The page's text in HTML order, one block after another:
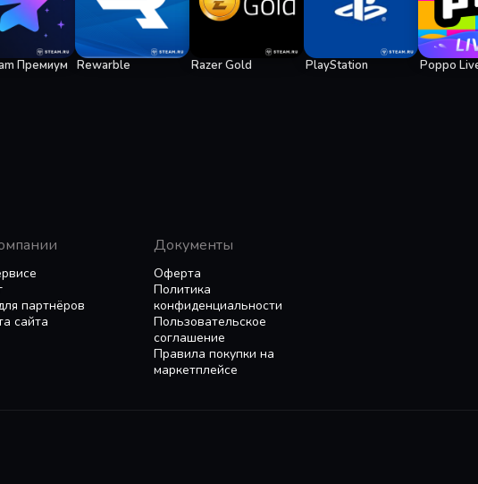
Премиум Rewarble Razer Gold PlayStation Poppo
партнёров
сайта
Документы
Оферта
Политика
конфиденциальности
Пользовательское
соглашение
Правила покупки на
маркетплейсе